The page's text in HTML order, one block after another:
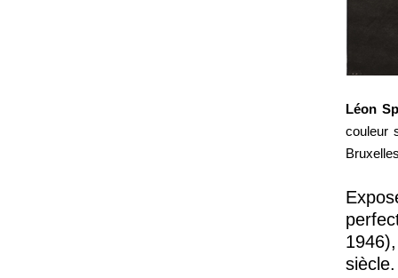
Léon
couleur
siècle.